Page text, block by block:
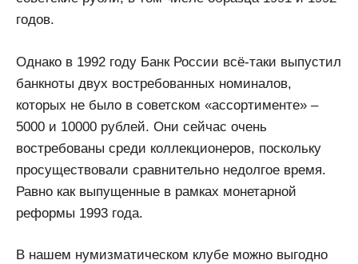
годов.
Однако в 1992 году Банк России всё-таки выпустил
банкноты двух востребованных номиналов,
которых не было в советском «ассортименте» –
5000 и 10000 рублей. Они сейчас очень
востребованы среди коллекционеров, поскольку
просуществовали сравнительно недолгое время.
Равно как выпущенные в рамках монетарной
реформы 1993 года.
В нашем нумизматическом клубе можно выгодно